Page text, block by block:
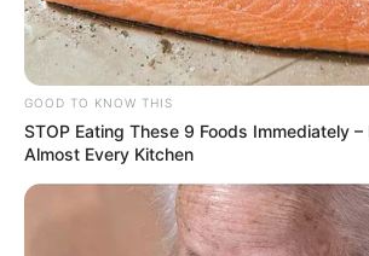
GOOD TO KNOW THIS
STOP Eating These 9 Foods Immediately
Almost Every Kitchen